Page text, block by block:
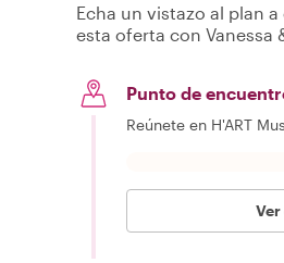
Echa un vistazo al plan
esta oferta con Vanessa
Punto de
Reúnete en H'ART
Ver